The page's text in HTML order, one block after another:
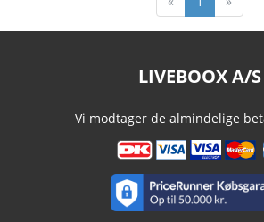
LIVEBOOX A/S
Vi modtager de almindelige